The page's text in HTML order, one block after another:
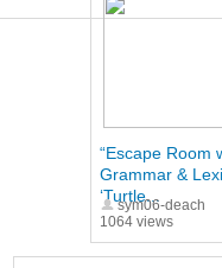
1064 views
“Escape Room
Grammar &
‘Turtle...
sym06-deach